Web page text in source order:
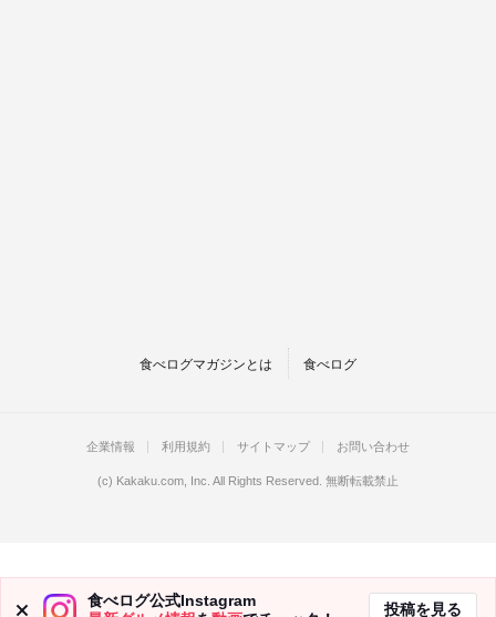
食べログマガジンとは 食べログ
食べログ公式Instagram
投稿を見る
企業情報 利用規約 サイトマップ お問い合わせ
(c) Kakaku.com, Inc. All Rights Reserved. 無断転載禁止